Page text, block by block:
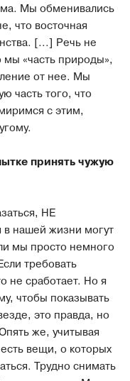
Мы обменивались
что восточная
[...] Речь не
мы «часть природы»,
от нее. Мы
часть того, что
с этим,
принять чужую
НЕ
нашей жизни могут
мы просто немного
требовать
не сработает. Но я
чтобы показывать
это правда, но
же, учитывая
вещи, о которых
Трудно снимать